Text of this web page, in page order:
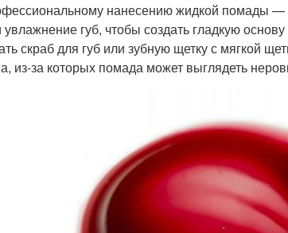
нанесению жидкой помады —
губ, чтобы создать гладкую
скраб для губ или зубную щетку с мягкой
из-за которых помада может выглядеть